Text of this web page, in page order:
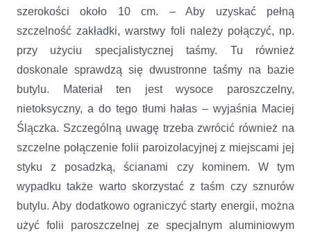
szerokości około 10 cm. – Aby uzyskać pełną
szczelność zakładki, warstwy foli należy połączyć, np.
przy użyciu specjalistycznej taśmy. Tu również
doskonale sprawdzą się dwustronne taśmy na bazie
butylu. Materiał ten jest wysoce paroszczelny,
nietoksyczny, a do tego tłumi hałas – wyjaśnia Maciej
Ślączka. Szczególną uwagę trzeba zwrócić również na
szczelne połączenie folii paroizolacyjnej z miejscami jej
styku z posadzką, ścianami czy kominem. W tym
wypadku także warto skorzystać z taśm czy sznurów
butylu. Aby dodatkowo ograniczyć starty energii, można
użyć folii paroszczelnej ze specjalnym aluminiowym